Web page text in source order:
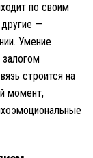
по своим
—
Умение
залогом
строится на
момент,